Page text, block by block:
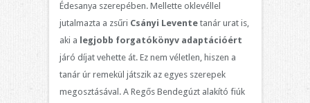
Édesanya szerepében. Mellette oklevéllel
jutalmazta a zsűri Csányi Levente tanár urat is,
aki a legjobb forgatókönyv adaptációért
járó díjat vehette át. Ez nem véletlen, hiszen a
tanár úr remekül játszik az egyes szerepek
megosztásával. A Regős Bendegúzt alakító fiúk